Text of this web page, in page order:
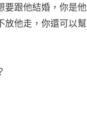
要跟他結婚，你是他
放他走，你還可以幫